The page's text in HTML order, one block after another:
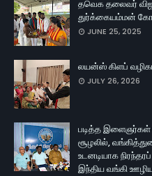
தவெக தலைவர்
துர்க்கையம்மன்
JUNE 25, 2025
லயன்ஸ் கிளப்
JULY 26, 2026
படித்த இளைஞர்கள்
சூழலில்,
உடனடியாக
இந்திய வங்கி